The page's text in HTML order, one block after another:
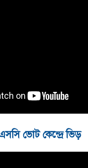
ভোট কেন্দ্রে ভিড়